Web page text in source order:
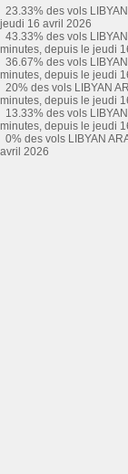
23.33% des vols
jeudi 16 avril 2026
43.33% des vols
minutes, depuis le jeudi
36.67% des vols
minutes, depuis le jeudi
20% des vols LIBYAN
minutes, depuis le jeudi
13.33% des vols
minutes, depuis le jeudi
0% des vols LIBYAN
avril 2026